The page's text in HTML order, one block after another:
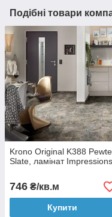
Подібні товари
Krono Original K388
Slate, ламінат Impressions
746 ₴/кв.м
Купити